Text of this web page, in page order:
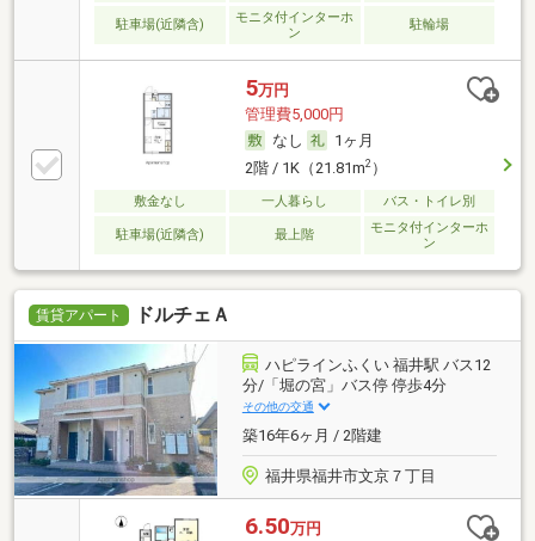
駐車場(近隣含)
モニタ付インターホ
ン
駐輪場
5万円
管理費5,000円
なし
1ヶ月
2階 / 1K（21.81m2）
敷金なし 一人暮らし バス・トイレ別
駐車場(近隣含) 最上階
モニタ付インターホ
ン
賃貸アパート ドルチェＡ
ハピラインふくい 福井駅 バス12
分/「堀の宮」バス停 停歩4分
その他の交通
築16年6ヶ月 / 2階建
福井県福井市文京７丁目
6.50万円